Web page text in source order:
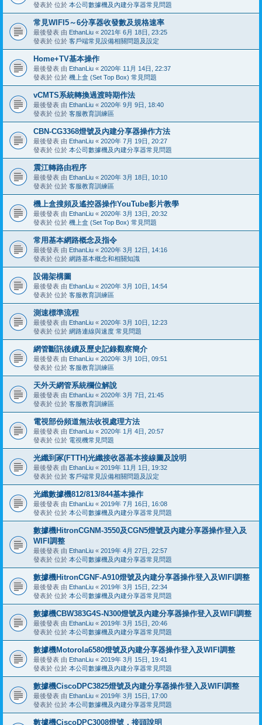
發表於 位於 本公司數據機及內建分享器常見問題
常見WIFI5～6分享器收發數及規格速率
最後發表 由 EthanLiu « 2021年 6月 18日, 23:25
發表於 位於 客戶端常見設備相關問題及設定
Home+TV基本操作
最後發表 由 EthanLiu « 2020年 11月 14日, 22:37
發表於 位於 機上盒 (Set Top Box) 常見問題
vCMTS系統轉換過渡時期作法
最後發表 由 EthanLiu « 2020年 9月 9日, 18:40
發表於 位於 客服教育訓練區
CBN-CG3368燈號及內建分享器操作方法
最後發表 由 EthanLiu « 2020年 7月 19日, 20:27
發表於 位於 本公司數據機及內建分享器常見問題
震江轉路由程序
最後發表 由 EthanLiu « 2020年 3月 18日, 10:10
發表於 位於 客服教育訓練區
機上盒搜頻及遙控器操作YouTube影片教學
最後發表 由 EthanLiu « 2020年 3月 13日, 20:32
發表於 位於 機上盒 (Set Top Box) 常見問題
常用基本網路概念及指令
最後發表 由 EthanLiu « 2020年 3月 12日, 14:16
發表於 位於 網路基本概念和相關知識
設備架構圖
最後發表 由 EthanLiu « 2020年 3月 10日, 14:54
發表於 位於 客服教育訓練區
測速標準流程
最後發表 由 EthanLiu « 2020年 3月 10日, 12:23
發表於 位於 網路連線與速度 常見問題
網管斷訊後續及歷史記錄觀察簡介
最後發表 由 EthanLiu « 2020年 3月 10日, 09:51
發表於 位於 客服教育訓練區
天外天網管系統欄位解說
最後發表 由 EthanLiu « 2020年 3月 7日, 21:45
發表於 位於 客服教育訓練區
電視部份頻道無法收視處理方法
最後發表 由 EthanLiu « 2020年 1月 4日, 20:57
發表於 位於 電視機常見問題
光纖到冢(FTTH)光纖接收器基本接線圖及說明
最後發表 由 EthanLiu « 2019年 11月 1日, 19:32
發表於 位於 客戶端常見設備相關問題及設定
光纖數據機812/813/844基本操作
最後發表 由 EthanLiu « 2019年 7月 16日, 16:08
發表於 位於 本公司數據機及內建分享器常見問題
數據機HitronCGNM-3550及CGN5燈號及內建分享器操作登入及
WIFI調整
最後發表 由 EthanLiu « 2019年 4月 27日, 22:57
發表於 位於 本公司數據機及內建分享器常見問題
數據機HitronCGNF-A910燈號及內建分享器操作登入及WIFI調整
最後發表 由 EthanLiu « 2019年 3月 15日, 22:34
發表於 位於 本公司數據機及內建分享器常見問題
數據機CBW383G4S-N300燈號及內建分享器操作登入及WIFI調整
最後發表 由 EthanLiu « 2019年 3月 15日, 20:46
發表於 位於 本公司數據機及內建分享器常見問題
數據機Motorola6580燈號及內建分享器操作登入及WIFI調整
最後發表 由 EthanLiu « 2019年 3月 15日, 19:41
發表於 位於 本公司數據機及內建分享器常見問題
數據機CiscoDPC3825燈號及內建分享器操作登入及WIFI調整
最後發表 由 EthanLiu « 2019年 3月 15日, 17:00
發表於 位於 本公司數據機及內建分享器常見問題
數據機CiscoDPC3008燈號，接頭說明